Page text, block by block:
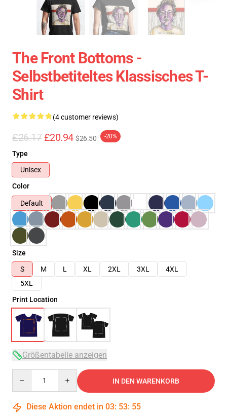
The Front Bottoms -
Selbstbetiteltes Klassisches T-
Shirt
(4 customer reviews)
£26.17 £20.94 $26.50 -20%
Type
Unisex
Color
Default
Size
S
M L XL 2XL 3XL
4XL
5XL
Print Location
Größentabelle anzeigen
IN DEN WARENKORB
Diese Aktion endet in 03: 53: 54